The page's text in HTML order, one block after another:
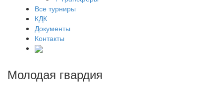
Все турниры
КДК
Документы
Контакты
Молодая гвардия